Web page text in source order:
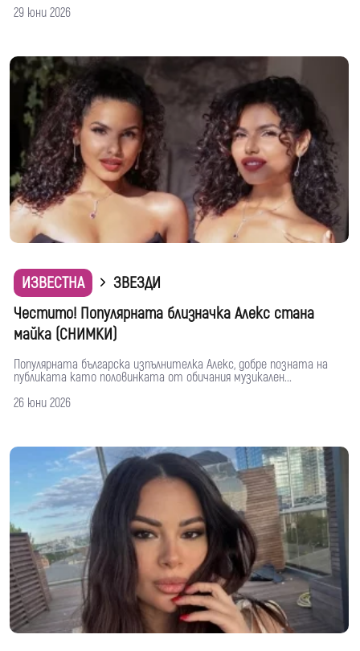
29 юни 2026
ИЗВЕСТНА
ЗВЕЗДИ
Честито! Популярната близначка Алекс стана
майка (СНИМКИ)
Популярната българска изпълнителка Алекс, добре позната на
публиката като половинката от обичания музикален...
26 юни 2026